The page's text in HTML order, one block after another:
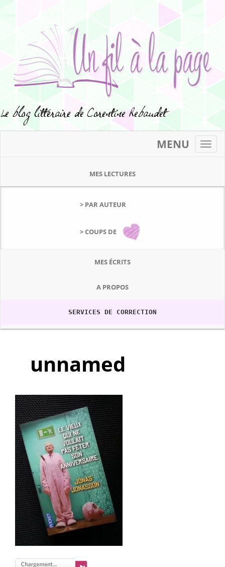
MENU
MES LECTURES
> PAR AUTEUR
> COUPS DE
MES ÉCRITS
A PROPOS
SERVICES DE CORRECTION
unnamed